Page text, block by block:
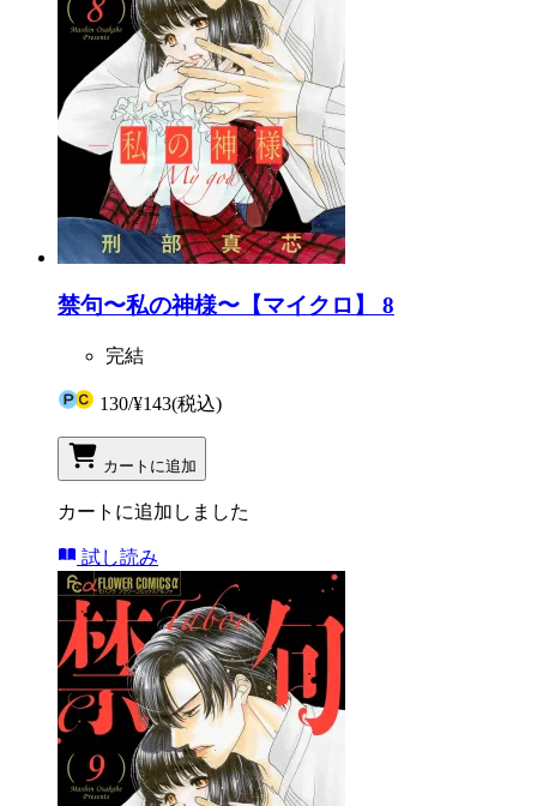
禁句〜私の神様〜【マイクロ】 8
完結
130/¥143(税込)
カートに追加
カートに追加しました
試し読み